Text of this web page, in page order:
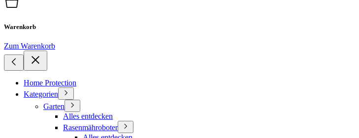
Warenkorb
Zum Warenkorb
Home Protection
Kategorien
Garten
Alles entdecken
Rasenmähroboter